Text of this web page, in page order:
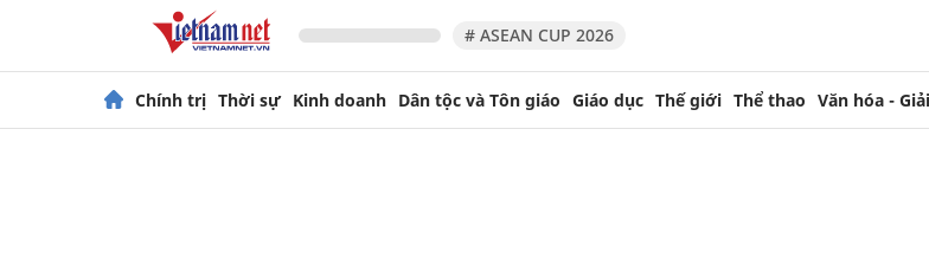
# ASEAN CUP 2026
Chính trị Thời sự Kinh doanh Dân tộc và Tôn giáo Giáo dục Thế giới Thể thao Văn hóa -